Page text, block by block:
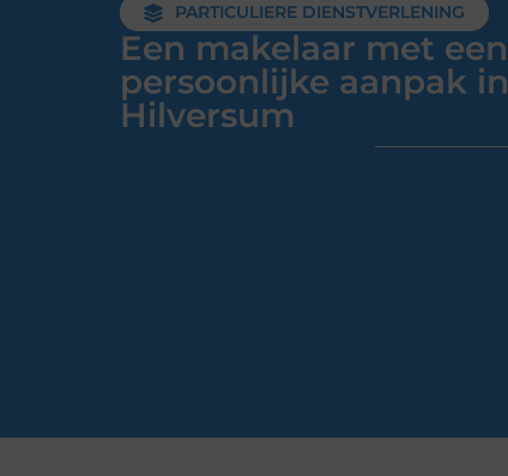
PARTICULIERE DIENSTVERLENING
Een makelaar met een
persoonlijke aanpak in
Hilversum